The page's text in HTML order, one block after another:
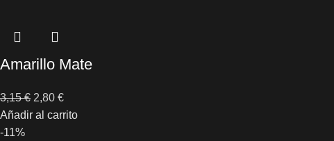
Amarillo Mate
3,15€ 2,80 €
Añadir al carrito
-11%